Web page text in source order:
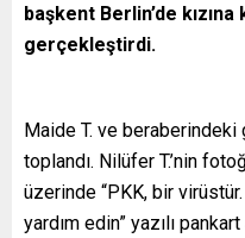
başkent Berlin’de
gerçekleştirdi.
Maide T. ve beraberindeki
toplandı. Nilüfer T.’nin
üzerinde “PKK, bir
yardım edin” yazılı pankart